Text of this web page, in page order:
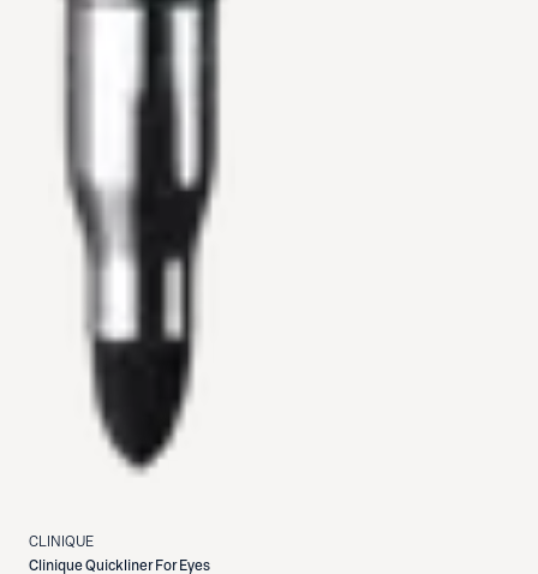
CLINIQUE
CliniqueQuickliner For Eyes